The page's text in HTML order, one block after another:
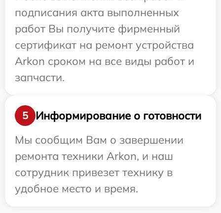
подписания акта выполненных
работ Вы получите фирменный
сертификат на ремонт устройства
Arkon сроком на все виды работ и
запчасти.
5
Информирование о готовности
Мы сообщим Вам о завершении
ремонта техники Arkon, и наш
сотрудник привезет технику в
удобное место и время.